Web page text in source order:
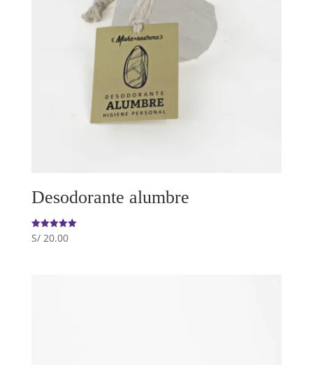
Desodorante alumbre
Valorado
con
S/20.00